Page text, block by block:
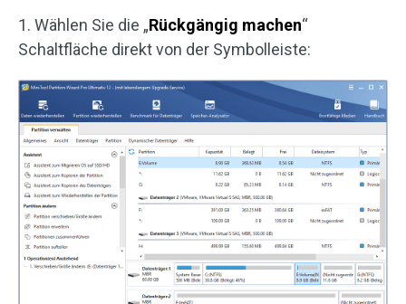
1. Wählen Sie die „Rückgängig machen“
Schaltfläche direkt von der Symbolleiste: